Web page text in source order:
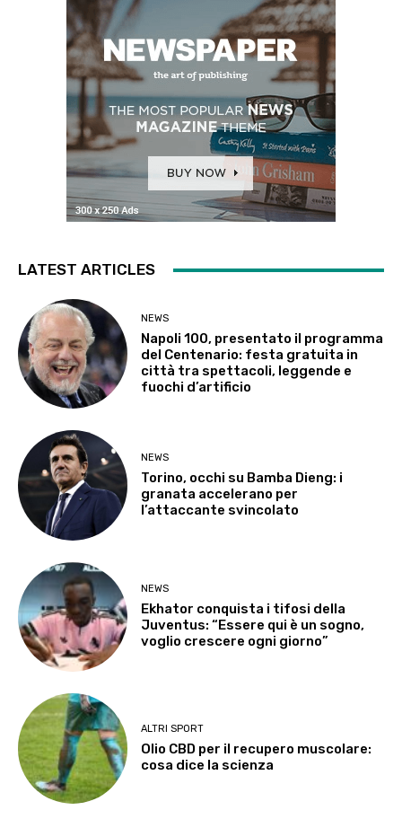
LATEST ARTICLES
NEWS
Napoli 100, presentato il programma
del Centenario: festa gratuita in
città tra spettacoli, leggende e
fuochi d’artificio
NEWS
Torino, occhi su Bamba Dieng: i
granata accelerano per
l’attaccante svincolato
NEWS
Ekhator conquista i tifosi della
Juventus: “Essere qui è un sogno,
voglio crescere ogni giorno”
ALTRI SPORT
Olio CBD per il recupero muscolare:
cosa dice la scienza